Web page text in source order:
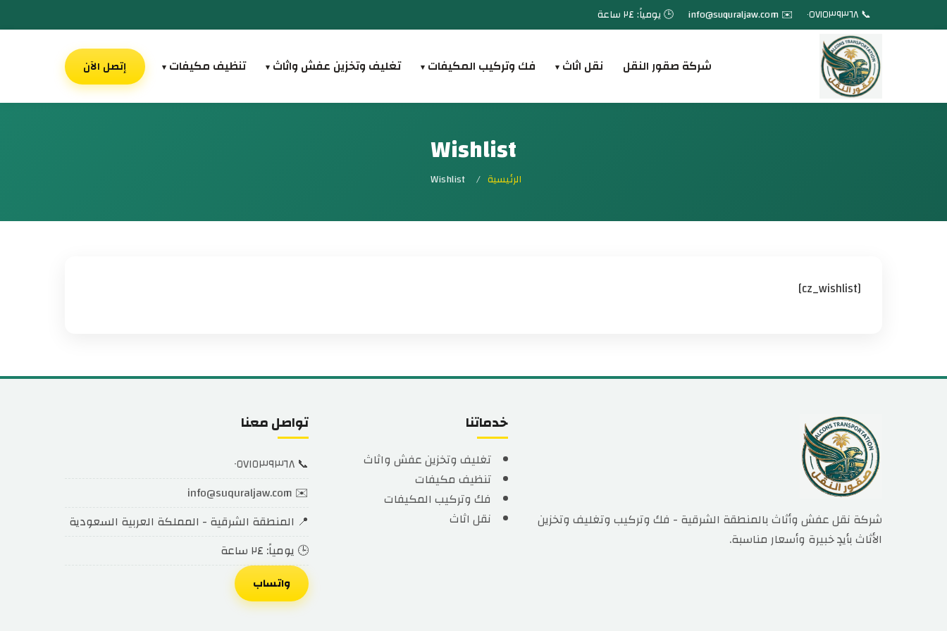
📞 ٠٥٧١٥٣٩٣٦٨ ✉️ info@suquraljaw.com 🕒 يومياً: ٢٤ ساعة
شركة صقور النقل نقل اثاث▾ فك وتركيب المكيفات▾ تغليف وتخزين عفش واثاث▾ تنظيف مكيفات▾ إتصل الآن
Wishlist
الرئيسية /
Wishlist
[cz_wishlist]
شركة نقل عفش وأثاث بالمنطقة الشرقية - فك وتركيب وتغليف وتخزين
الأثاث بأيدٍ خبيرة وأسعار مناسبة.
خدماتنا
تغليف وتخزين عفش واثاث
تنظيف مكيفات
فك وتركيب المكيفات
نقل اثاث
تواصل معنا
📞 ٠٥٧١٥٣٩٣٦٨
✉️
info@suquraljaw.com
📍 المنطقة الشرقية - المملكة العربية السعودية
🕒 يومياً: ٢٤ ساعة
واتساب